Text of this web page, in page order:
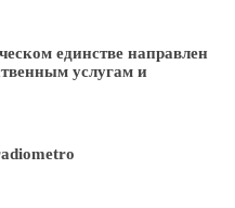
единстве направлен
услугам и